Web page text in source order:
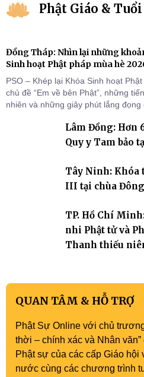
Phật Giáo &
Đồng Tháp: Nhìn lại những
Sinh hoạt Phật pháp mùa hè
PSO – Khép lại Khóa Sinh hoạt
chủ đề “Em về bên Phật”, những
nhiên và những giây phút lắng
Tháp). Những tuần tu học ngắn
trang quý báu, gieo những hạt
Lâm Đồng: Hơn
Quy y Tam bảo
Tây Ninh: Khóa
III tại chùa
TP. Hồ Chí
nhi Phật tử và
Thanh thiếu
QUAN TÂM & HỖ TRỢ
Phật Sự Online với chủ
thời – chính xác và Nhân
Phật sự của các cấp Giáo hội
nước cùng các chương trình